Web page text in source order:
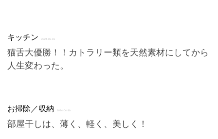
キッチン 2024-05-01
猫舌大優勝！！カトラリー類を天然素材にしてから
人生変わった。
お掃除／収納 2024-04-30
部屋干しは、薄く、軽く、美しく！